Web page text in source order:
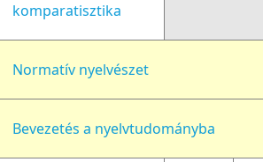
komparatisztika
Normatív nyelvészet
Bevezetés a nyelvtudományba